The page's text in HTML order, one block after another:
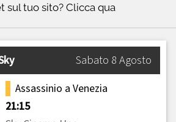
sul tuo sito?Clicca qua